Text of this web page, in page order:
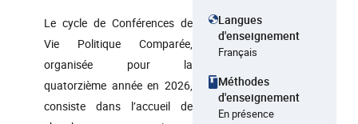
Le cycle de Conférences de
Vie Politique Comparée,
organisée pour la
quatorzième année en 2026,
consiste dans l’accueil de
Langues
d'enseignement
Français
Méthodes
d'enseignement
En présence